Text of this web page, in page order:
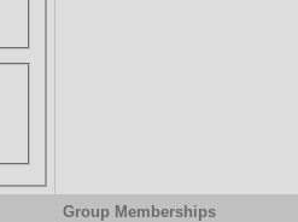
Group Memberships